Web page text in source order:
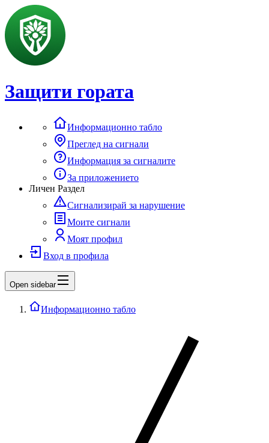
Защити гората
Информационно табло
Преглед на сигнали
Информация за сигналите
За приложението
Личен Раздел
Сигнализирай за нарушение
Моите сигнали
Моят профил
Вход в профила
Open sidebar
Информационно табло